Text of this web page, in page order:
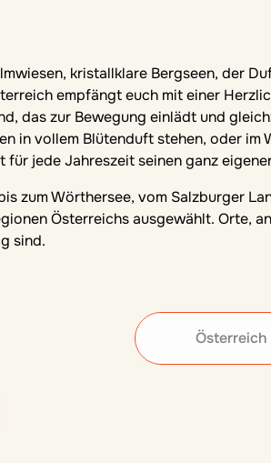
empfängt euch mit einer
das zur Bewegung einlädt und
in vollem Blütenduft stehen, oder
für jede Jahreszeit seinen ganz
zum Wörthersee, vom Salzburger
Österreichs ausgewählt. Orte,
sind.
Österreich